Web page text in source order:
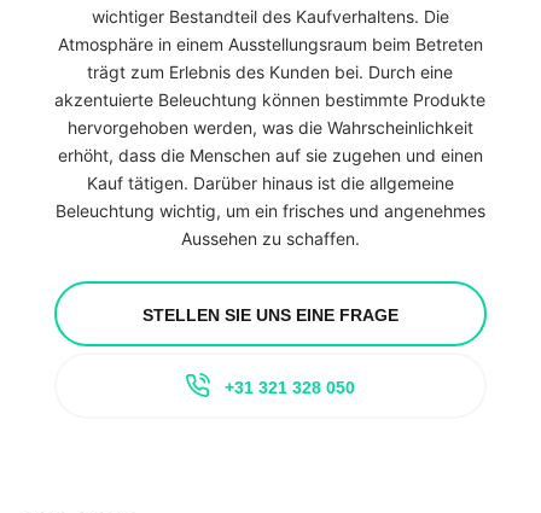
wichtiger Bestandteil des Kaufverhaltens. Die
Atmosphäre in einem Ausstellungsraum beim Betreten
trägt zum Erlebnis des Kunden bei. Durch eine
akzentuierte Beleuchtung können bestimmte Produkte
hervorgehoben werden, was die Wahrscheinlichkeit
erhöht, dass die Menschen auf sie zugehen und einen
Kauf tätigen. Darüber hinaus ist die allgemeine
Beleuchtung wichtig, um ein frisches und angenehmes
Aussehen zu schaffen.
STELLEN SIE UNS EINE FRAGE
+31 321 328 050